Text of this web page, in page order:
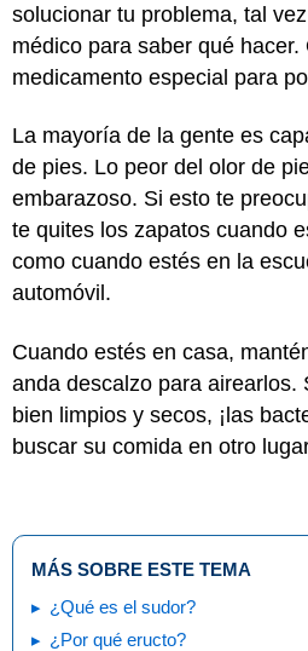
solucionar tu problema, tal
médico para saber qué hacer.
medicamento especial para
La mayoría de la gente es
de pies. Lo peor del olor de
embarazoso. Si esto te
te quites los zapatos cuando
como cuando estés en la
automóvil.
Cuando estés en casa,
anda descalzo para airearlos.
bien limpios y secos, ¡las
buscar su comida en otro
MÁS SOBRE ESTE TEMA
¿Qué es el sudor?
¿Por qué eructo?